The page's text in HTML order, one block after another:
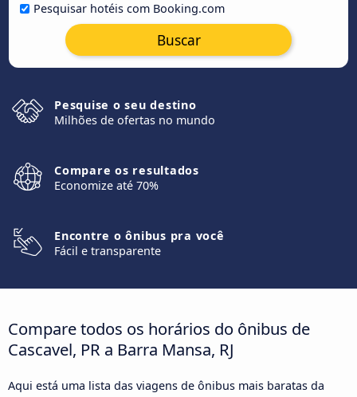
Pesquisar hotéis com Booking.com
Buscar
Pesquise o seu destino
Milhões de ofertas no mundo
Compare os resultados
Economize até 70%
Encontre o ônibus pra você
Fácil e transparente
Compare todos os horários do ônibus de
Cascavel, PR a Barra Mansa, RJ
Aqui está uma lista das viagens de ônibus mais baratas da